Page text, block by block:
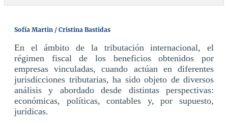
Sofía Martin / Cristina Bastidas
En el ámbito de la tributación internacional, el
régimen fiscal de los beneficios obtenidos por
empresas vinculadas, cuando actúan en diferentes
jurisdicciones tributarias, ha sido objeto de diversos
análisis y abordado desde distintas perspectivas:
económicas, políticas, contables y, por supuesto,
jurídicas.